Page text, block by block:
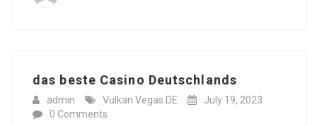
das beste Casino Deutschlands
admin Vulkan Vegas DE
July 19, 2023
0 Comments